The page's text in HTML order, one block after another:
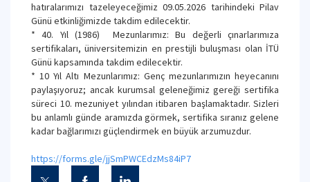
hatıralarımızı tazeleyeceğimiz 09.05.2026 tarihindeki Pilav
Günü etkinliğimizde takdim edilecektir.
* 40. Yıl (1986) Mezunlarımız: Bu değerli çınarlarımıza
sertifikaları, üniversitemizin en prestijli buluşması olan İTÜ
Günü kapsamında takdim edilecektir.
* 10 Yıl Altı Mezunlarımız: Genç mezunlarımızın heyecanını
paylaşıyoruz; ancak kurumsal geleneğimiz gereği sertifika
süreci 10. mezuniyet yılından itibaren başlamaktadır. Sizleri
bu anlamlı günde aramızda görmek, sertifika sıranız gelene
kadar bağlarımızı güçlendirmek en büyük arzumuzdur.
https://forms.gle/jjSmPWCEdzMs84iP7